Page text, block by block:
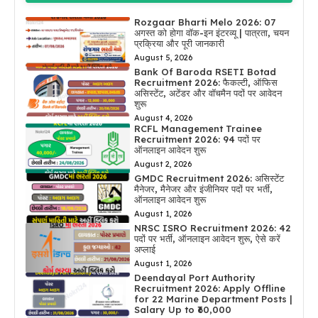
Rozgaar Bharti Melo 2026: 07
अगस्त को होगा वॉक-इन इंटरव्यू | पात्रता, चयन
प्रक्रिया और पूरी जानकारी
August 5, 2026
Bank Of Baroda RSETI Botad
Recruitment 2026: फैकल्टी, ऑफिस
असिस्टेंट, अटेंडर और वॉचमैन पदों पर आवेदन
शुरू
August 4, 2026
RCFL Management Trainee
Recruitment 2026: 94 पदों पर
ऑनलाइन आवेदन शुरू
August 2, 2026
GMDC Recruitment 2026: असिस्टेंट
मैनेजर, मैनेजर और इंजीनियर पदों पर भर्ती,
ऑनलाइन आवेदन शुरू
August 1, 2026
NRSC ISRO Recruitment 2026: 42
पदों पर भर्ती, ऑनलाइन आवेदन शुरू, ऐसे करें
अप्लाई
August 1, 2026
Deendayal Port Authority
Recruitment 2026: Apply Offline
for 22 Marine Department Posts |
Salary Up to ₹60,000